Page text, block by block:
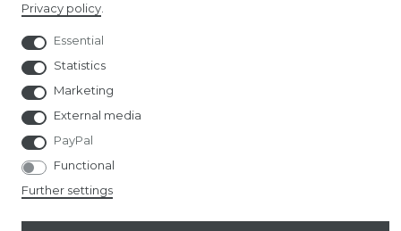
Privacy policy
Essential
Statistics
Marketing
External media
PayPal
Functional
Further settings